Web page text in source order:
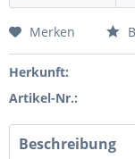
Merken
Herkunft:
Artikel-Nr.:
Beschreibung